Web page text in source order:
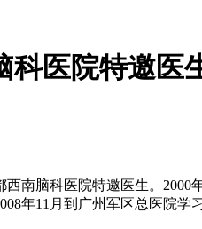
科医院特邀医
南脑科医院特邀医生。
年11月到广州军区总医院学